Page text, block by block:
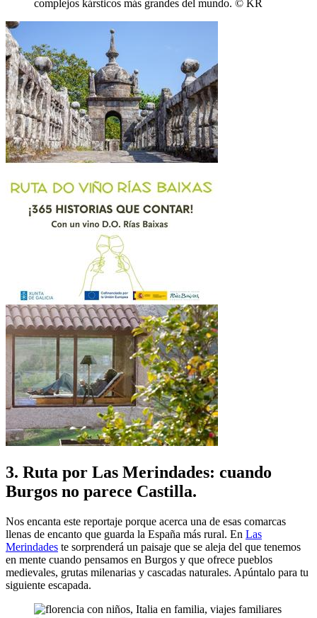
complejos kársticos más grandes del mundo. © KR
3. Ruta por Las Merindades: cuando
Burgos no parece Castilla.
Nos encanta este reportaje porque acerca una de esas comarcas
llenas de encanto que guarda la España más rural. En Las
Merindades te sorprenderá un paisaje que se aleja del que tenemos
en mente cuando pensamos en Burgos y que ofrece pueblos
medievales, grutas milenarias y cascadas naturales. Apúntalo para tu
siguiente escapada.